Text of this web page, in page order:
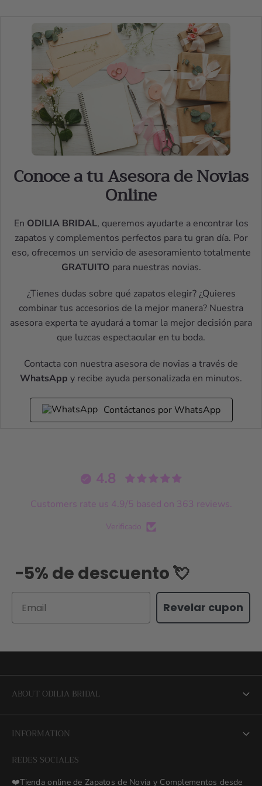
Conoce a tu Asesora de Novias
Online
En ODILIA BRIDAL, queremos ayudarte a encontrar los
zapatos y complementos perfectos para tu gran día. Por
eso, ofrecemos un servicio de asesoramiento totalmente
GRATUITO para nuestras novias.
¿Tienes dudas sobre qué zapatos elegir? ¿Quieres
combinar tus accesorios de la mejor manera? Nuestra
asesora experta te ayudará a tomar la mejor decisión para
que luzcas espectacular en tu boda.
Contacta con nuestra asesora de novias a través de
WhatsApp y recibe ayuda personalizada en minutos.
Contáctanos por WhatsApp
4.8
Customers rate us 4.9/5 based on 363 reviews.
Verificado
-5% de descuento 💘
Revelar cupon
REDES SOCIALES
❤️Tienda online de Zapatos de Novia y Complementos desde
ABOUT ODILIA BRIDAL
INFORMATION
⭐ Opiniones de Nuestras Novias 👰🏻